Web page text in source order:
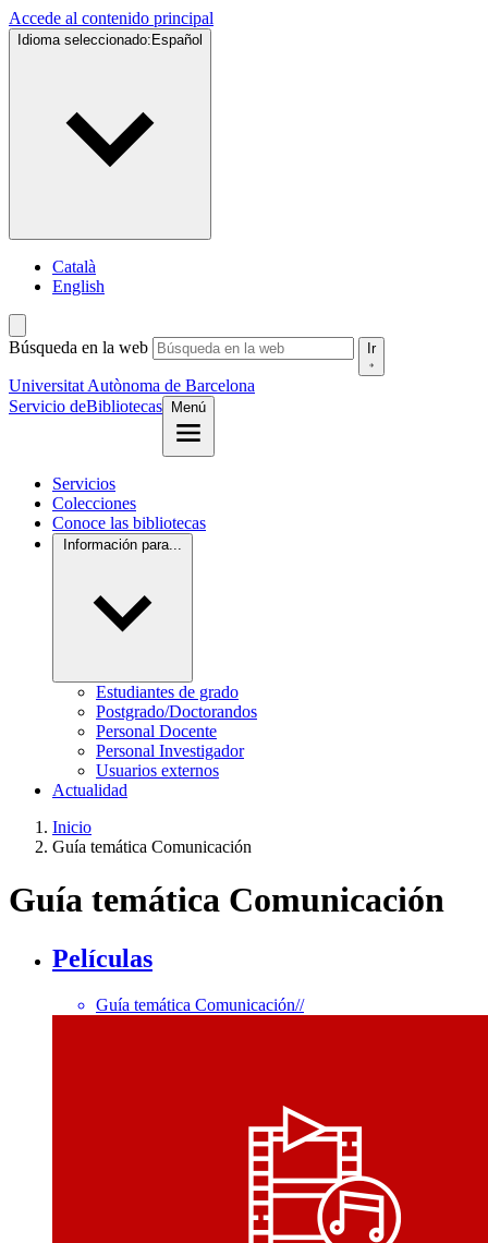
Accede al contenido principal
Idioma seleccionado: Español
Català
English
Búsqueda en la web Ir
Universitat Autònoma de Barcelona
Servicio deBibliotecas Menú
Servicios
Colecciones
Conoce las bibliotecas
Información para...
Estudiantes de grado
Postgrado/Doctorandos
Personal Docente
Personal Investigador
Usuarios externos
Actualidad
Inicio
Guía temática Comunicación
Guía temática Comunicación
Películas
Guía temática Comunicación//